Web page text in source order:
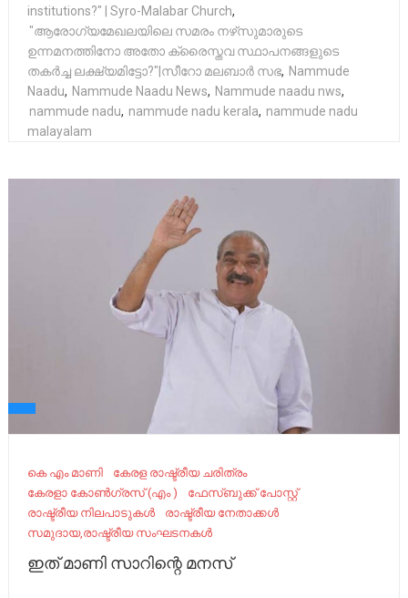
institutions?" | Syro-Malabar Church,
"ആരോഗ്യമേഖലയിലെ സമരം നഴ്‌സുമാരുടെ
ഉന്നമനത്തിനോ അതോ ക്രൈസ്തവ സ്ഥാപനങ്ങളുടെ
തകർച്ച ലക്ഷ്യമിട്ടോ?"|സീറോ മലബാർ സഭ, Nammude
Naadu, Nammude Naadu News, Nammude naadu nws,
nammude nadu, nammude nadu kerala, nammude nadu
malayalam
കെ എം മാണി
കേരള രാഷ്ട്രീയ ചരിത്രം
കേരളാ കോൺഗ്രസ് (എം )
ഫേസ്ബുക്ക് പോസ്റ്റ്
രാഷ്ട്രീയ നിലപാടുകൾ
രാഷ്ട്രീയ നേതാക്കൾ
സമുദായ,രാഷ്ട്രീയ സംഘടനകൾ
ഇത് മാണി സാറിന്റെ മനസ്